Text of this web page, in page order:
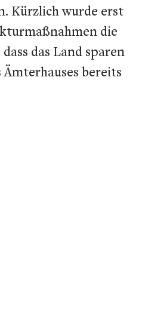
Kürzlich wurde erst
die
das Land sparen
bereits